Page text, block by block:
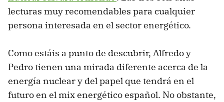
lecturas muy recomendables para cualquier
persona interesada en el sector energético.
Como estáis a punto de descubrir, Alfredo y
Pedro tienen una mirada diferente acerca de la
energía nuclear y del papel que tendrá en el
futuro en el mix energético español. No obstante,